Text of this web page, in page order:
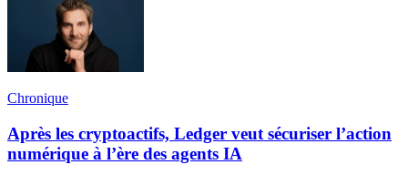
Chronique
Après les cryptoactifs, Ledger veut sécuriser l’action
numérique à l’ère des agents IA